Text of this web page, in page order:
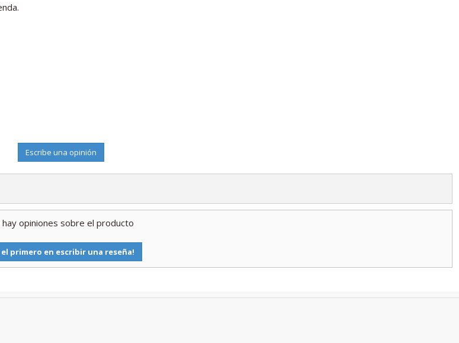
Escribe una opinión
hay opiniones sobre el producto
el primero en escribir una reseña!